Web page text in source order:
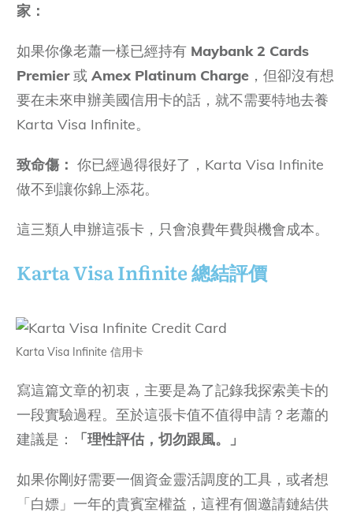
家：
如果你像老蕭一樣已經持有 Maybank 2 Cards
Premier或 Amex Platinum Charge ，但卻沒有想
要在未來申辦美國信用卡的話，就不需要特地去養
Karta Visa Infinite。
致命傷： 你已經過得很好了，Karta Visa Infinite
做不到讓你錦上添花。
這三類人申辦這張卡，只會浪費年費與機會成本。
Karta Visa Infinite 總結評價
Karta Visa Infinite 信用卡
寫這篇文章的初衷，主要是為了記錄我探索美卡的
一段實驗過程。至於這張卡值不值得申請？老蕭的
建議是：
「理性評估，切勿跟風。」
如果你剛好需要一個資金靈活調度的工具，或者想
「白嫖」一年的貴賓室權益，這裡有個邀請鏈結供